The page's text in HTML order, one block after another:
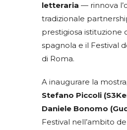
letteraria — rinnova
tradizionale
prestigiosa istituzione
spagnola e il Festival
di Roma.
A inaugurare la
Stefano Piccoli
Daniele Bonomo
Festival nell’ambito